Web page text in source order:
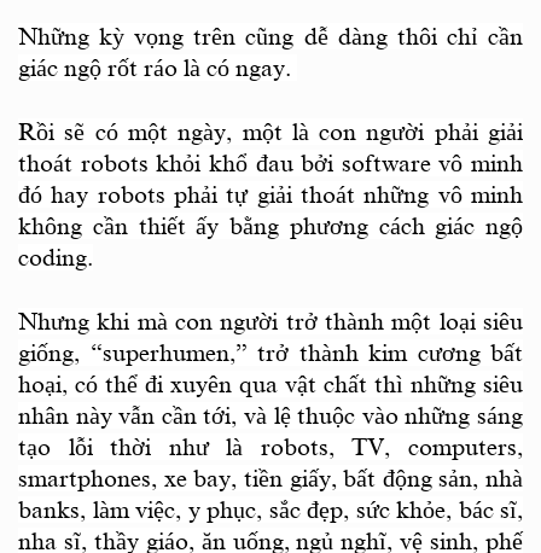
Những kỳ vọng trên cũng dễ dàng thôi chỉ cần
giác ngộ rốt ráo là có ngay.
Rồi sẽ có một ngày, một là con người phải giải
thoát robots khỏi khổ đau bởi software vô minh
đó hay robots phải tự giải thoát những vô minh
không cần thiết ấy bằng phương cách giác ngộ
coding.
Nhưng khi mà con người trở thành một loại siêu
giống, “superhumen,” trở thành kim cương bất
hoại, có thể đi xuyên qua vật chất thì những siêu
nhân này vẫn cần tới, và lệ thuộc vào những sáng
tạo lỗi thời như là robots, TV, computers,
smartphones, xe bay, tiền giấy, bất động sản, nhà
banks, làm việc, y phục, sắc đẹp, sức khỏe, bác sĩ,
nha sĩ, thầy giáo, ăn uống, ngủ nghĩ, vệ sinh, phế